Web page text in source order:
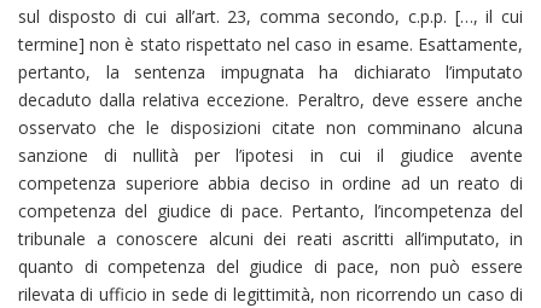
sul disposto di cui all’art. 23, comma secondo, c.p.p. […, il cui
termine] non è stato rispettato nel caso in esame. Esattamente,
pertanto, la sentenza impugnata ha dichiarato l’imputato
decaduto dalla relativa eccezione. Peraltro, deve essere anche
osservato che le disposizioni citate non comminano alcuna
sanzione di nullità per l’ipotesi in cui il giudice avente
competenza superiore abbia deciso in ordine ad un reato di
competenza del giudice di pace. Pertanto, l’incompetenza del
tribunale a conoscere alcuni dei reati ascritti all’imputato, in
quanto di competenza del giudice di pace, non può essere
rilevata di ufficio in sede di legittimità, non ricorrendo un caso di